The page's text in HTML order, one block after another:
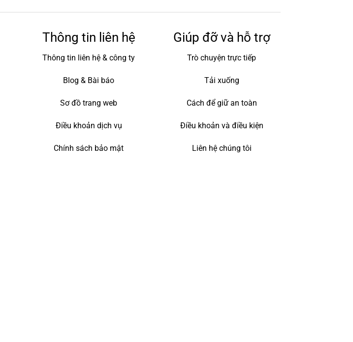
Thông tin liên hệ
Thông tin liên hệ & công ty
Blog & Bài báo
Sơ đồ trang web
Điều khoản dịch vụ
Chính sách bảo mật
Giúp đỡ và hỗ trợ
Trò chuyện trực tiếp
Tải xuống
Cách để giữ an toàn
Điều khoản và điều kiện
Liên hệ chúng tôi